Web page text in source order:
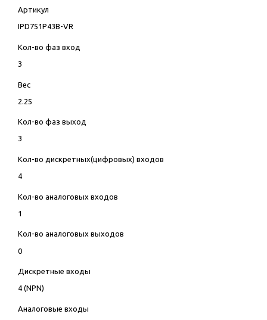
Артикул
IPD751P43B-VR
Кол-во фаз вход
3
Вес
2.25
Кол-во фаз выход
3
Кол-во дискретных(цифровых) входов
4
Кол-во аналоговых входов
1
Кол-во аналоговых выходов
0
Дискретные входы
4 (NPN)
Аналоговые входы